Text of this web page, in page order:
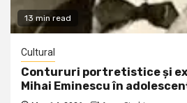
13 min read
Cultural
Contururi portretistice și
Mihai Eminescu în